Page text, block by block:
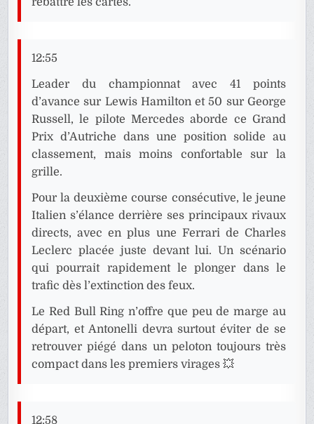
12:55
Leader du championnat avec 41 points
d’avance sur Lewis Hamilton et 50 sur George
Russell, le pilote Mercedes aborde ce Grand
Prix d’Autriche dans une position solide au
classement, mais moins confortable sur la
grille.
Pour la deuxième course consécutive, le jeune
Italien s’élance derrière ses principaux rivaux
directs, avec en plus une Ferrari de Charles
Leclerc placée juste devant lui. Un scénario
qui pourrait rapidement le plonger dans le
trafic dès l’extinction des feux.
Le Red Bull Ring n’offre que peu de marge au
départ, et Antonelli devra surtout éviter de se
retrouver piégé dans un peloton toujours très
compact dans les premiers virages 💥
12:58